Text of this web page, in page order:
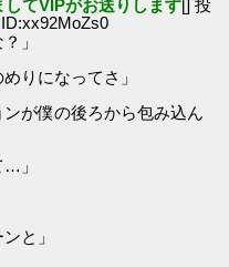
してVIPがお送りします[] 投
」
りになってさ」
が僕の後ろから包み込ん
」
と」